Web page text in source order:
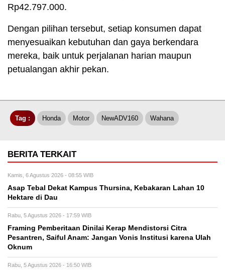
Rp42.797.000.
Dengan pilihan tersebut, setiap konsumen dapat
menyesuaikan kebutuhan dan gaya berkendara
mereka, baik untuk perjalanan harian maupun
petualangan akhir pekan.
Tag : Honda Motor NewADV160 Wahana
BERITA TERKAIT
Kamis, 6 Agustus 2026 - 08:55 WIB
Asap Tebal Dekat Kampus Thursina, Kebakaran Lahan 10
Hektare di Dau
Rabu, 5 Agustus 2026 - 17:59 WIB
Framing Pemberitaan Dinilai Kerap Mendistorsi Citra
Pesantren, Saiful Anam: Jangan Vonis Institusi karena Ulah
Oknum
Rabu, 5 Agustus 2026 - 16:50 WIB